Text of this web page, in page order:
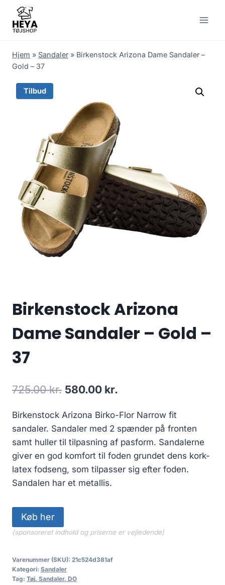
content
Hjem » Sandaler » Birkenstock Arizona Dame Sandaler –
Gold – 37
Tilbud
Birkenstock Arizona
Dame Sandaler – Gold –
37
725.00kr. Original
was:
725.00 kr..
580.00 kr.
is:
580.00 kr..
Birkenstock Arizona Birko-Flor Narrow fit
sandaler. Sandaler med 2 spænder på fronten
samt huller til tilpasning af pasform. Sandalerne
giver en god komfort til foden grundet dens kork-
latex fodseng, som tilpasser sig efter foden.
Sandalen har et metallis.
Køb her
(sponsoreret indhold og priserne er vejledende)
Varenummer (SKU): 21c524d381af
Kategori: Sandaler
Tag: Tøj, Sandaler, DO